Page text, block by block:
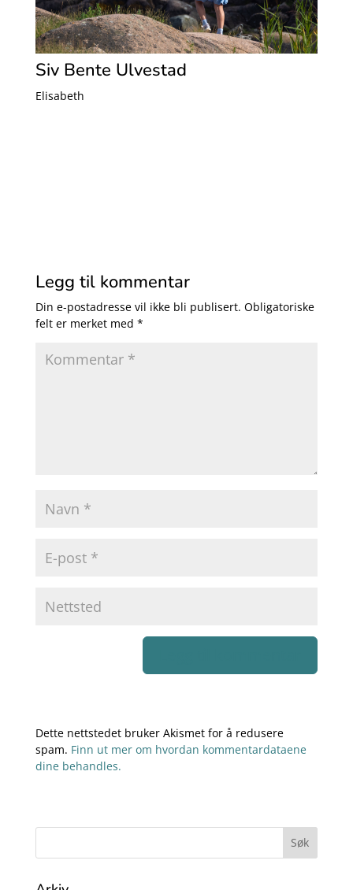
Siv Bente Ulvestad
Elisabeth
Legg til kommentar
Din e-postadresse vil ikke bli publisert. Obligatoriske
felt er merket med *
Dette nettstedet bruker Akismet for å redusere
spam. Finn ut mer om hvordan kommentardataene
dine behandles.